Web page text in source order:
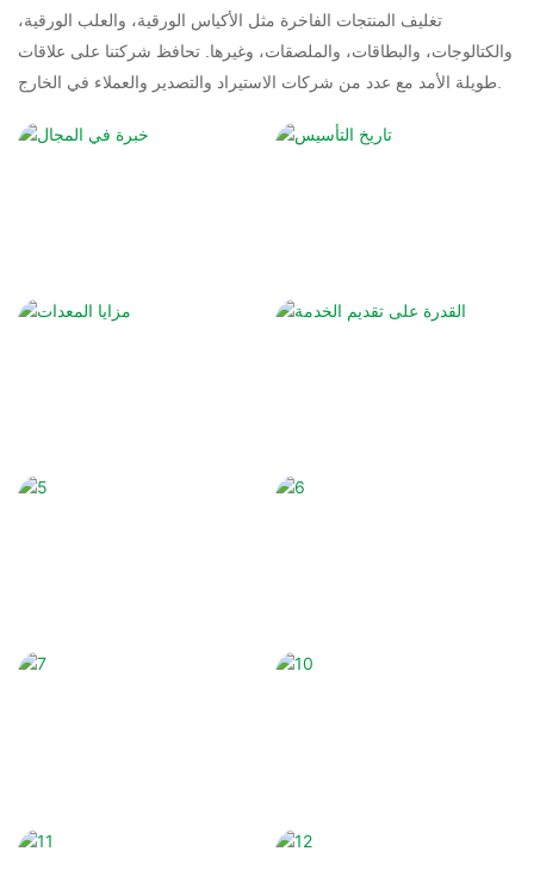
تغليف المنتجات الفاخرة مثل الأكياس الورقية، والعلب الورقية،
والكتالوجات، والبطاقات، والملصقات، وغيرها. تحافظ شركتنا على علاقات